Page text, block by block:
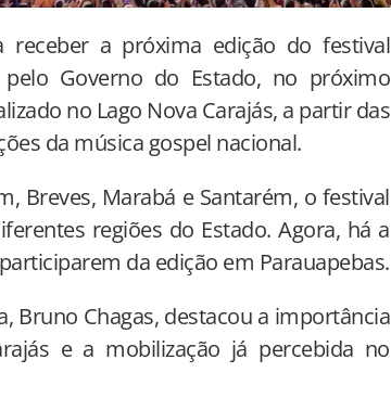
receber a próxima edição do festival
pelo Governo do Estado, no próximo
no Lago Nova Carajás, a partir das
da música gospel nacional.
Breves, Marabá e Santarém, o festival
regiões do Estado. Agora, há a
da edição em Parauapebas.
Bruno Chagas, destacou a importância
e a mobilização já percebida no